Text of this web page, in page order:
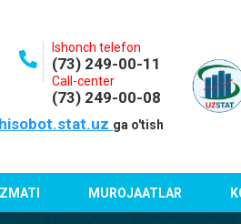
Ishonch telefon
(73) 249-00-11
Call-center
(73) 249-00-08
hisobot.stat.uz ga o'tish
MUROJAATLAR